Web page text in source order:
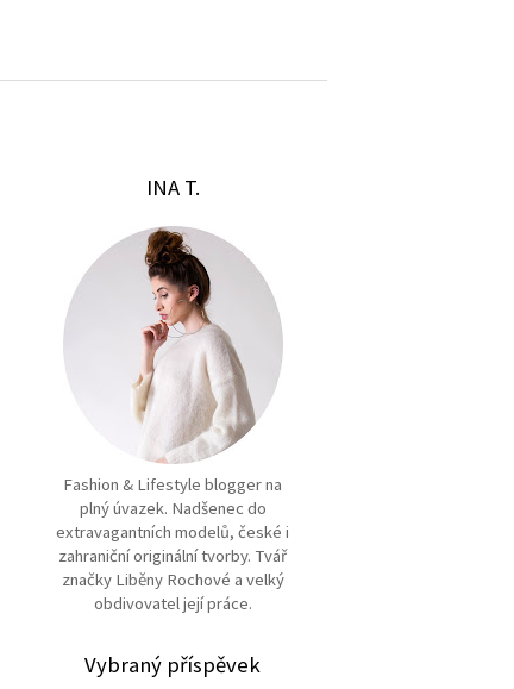
INA T.
Fashion & Lifestyle blogger na
plný úvazek. Nadšenec do
extravagantních modelů, české i
zahraniční originální tvorby. Tvář
značky Liběny Rochové a velký
obdivovatel její práce.
Vybraný příspěvek